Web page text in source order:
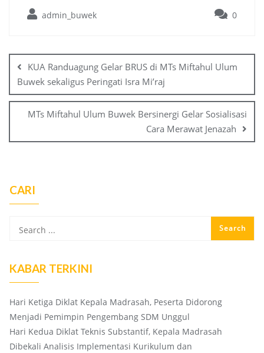
admin_buwek 0
navigation
KUA Randuagung Gelar BRUS di MTs Miftahul Ulum
Buwek sekaligus Peringati Isra Mi’raj
MTs Miftahul Ulum Buwek Bersinergi Gelar Sosialisasi
Cara Merawat Jenazah
CARI
KABAR TERKINI
Hari Ketiga Diklat Kepala Madrasah, Peserta Didorong
Menjadi Pemimpin Pengembang SDM Unggul
Hari Kedua Diklat Teknis Substantif, Kepala Madrasah
Dibekali Analisis Implementasi Kurikulum dan